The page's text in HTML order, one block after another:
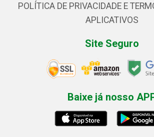
POLÍTICA DE PRIVACIDADE E
APLICATIVOS
Site Seguro
Baixe já nosso